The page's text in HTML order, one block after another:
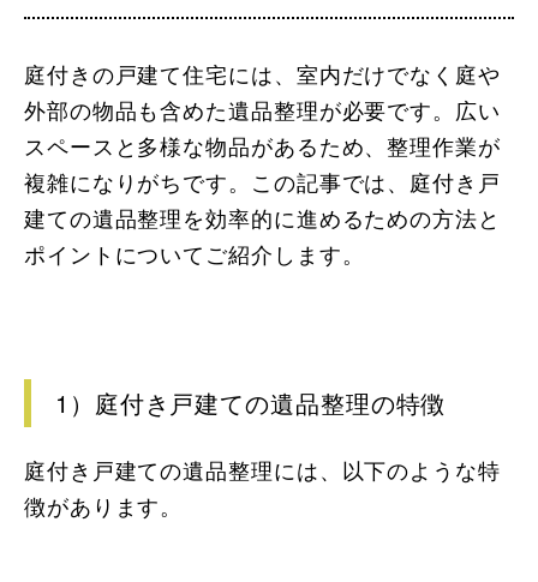
庭付きの戸建て住宅には、室内だけでなく庭や
外部の物品も含めた遺品整理が必要です。広い
スペースと多様な物品があるため、整理作業が
複雑になりがちです。この記事では、庭付き戸
建ての遺品整理を効率的に進めるための方法と
ポイントについてご紹介します。
1）庭付き戸建ての遺品整理の特徴
庭付き戸建ての遺品整理には、以下のような特
徴があります。